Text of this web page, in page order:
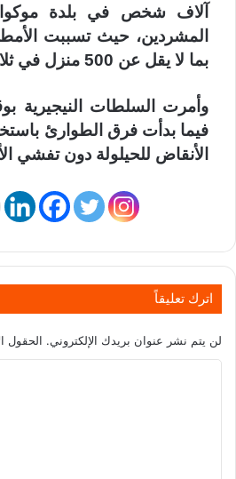
آلاف شخص في بلدة
المشردين، حيث تسببت
بما لا يقل عن 500 منزل في ثلاث مناطق.
وأمرت السلطات النيجيرية
فيما بدأت فرق الطوارئ
الأنقاض للحيلولة دون تفشي
اترك تعليقاً
لن يتم نشر عنوان بريدك الإلكتروني. الحقول